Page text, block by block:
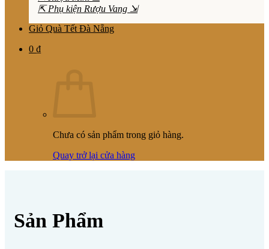
⇱ Phụ kiện Rượu Vang ⇲
Giỏ Quà Tết Đà Nẵng
0 ₫
Chưa có sản phẩm trong giỏ hàng.
Quay trở lại cửa hàng
Sản Phẩm